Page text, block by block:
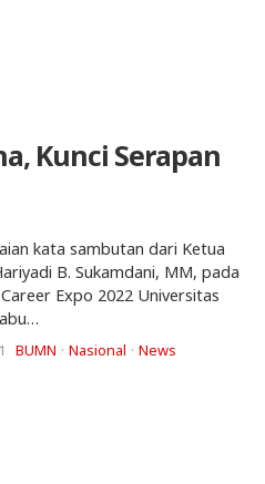
Kunci Serapan
kata sambutan dari Ketua
B. Sukamdani, MM, pada
Expo 2022 Universitas
BUMN Nasional News